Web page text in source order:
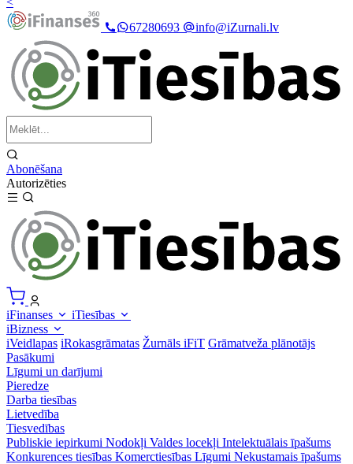
67280693
info@iZurnali.lv
Abonēšana
Autorizēties
iFinanses
iTiesības
iBizness
iVeidlapas iRokasgrāmatas Žurnāls iFiT Grāmatveža plānotājs
Pasākumi
Līgumi un darījumi
Pieredze
Darba tiesības
Lietvedība
Tiesvedības
Publiskie iepirkumi Nodokļi Valdes locekļi Intelektuālais īpašums
Konkurences tiesības Komerctiesības Līgumi Nekustamais īpašums